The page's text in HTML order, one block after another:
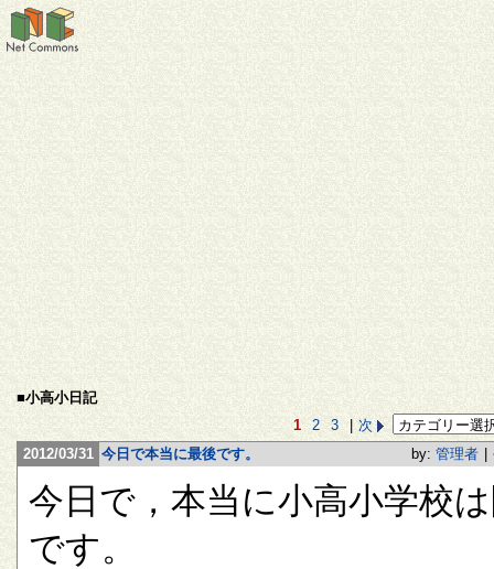
■小高小日記
1
2 3
次
2012/03/31 今日で本当に最後です。 by: 管理者
今日で，本当に小高小学校
です。